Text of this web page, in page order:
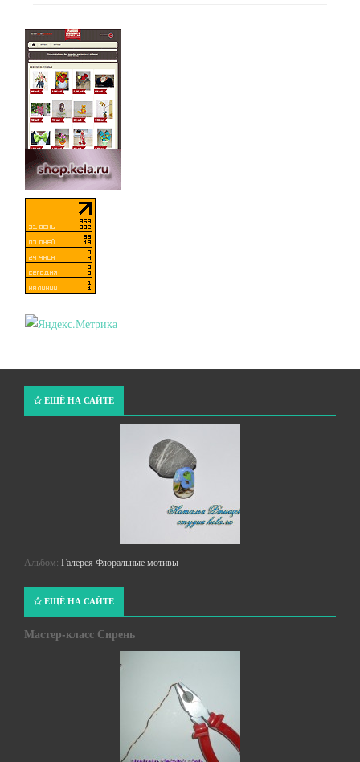
ЕЩЁ НА САЙТЕ
Альбом: Галерея Флоральные мотивы
ЕЩЁ НА САЙТЕ
Мастер-класс Сирень